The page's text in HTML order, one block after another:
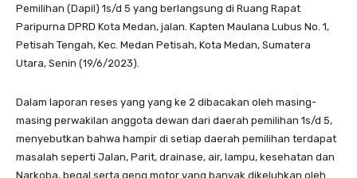
Pemilihan (Dapil) 1s/d 5 yang berlangsung di Ruang Rapat
Paripurna DPRD Kota Medan, jalan. Kapten Maulana Lubus No. 1,
Petisah Tengah, Kec. Medan Petisah, Kota Medan, Sumatera
Utara, Senin (19/6/2023).
Dalam laporan reses yang yang ke 2 dibacakan oleh masing-
masing perwakilan anggota dewan dari daerah pemilihan 1s/d 5,
menyebutkan bahwa hampir di setiap daerah pemilihan terdapat
masalah seperti Jalan, Parit, drainase, air, lampu, kesehatan dan
Narkoba, begal serta geng motor yang banyak dikeluhkan oleh